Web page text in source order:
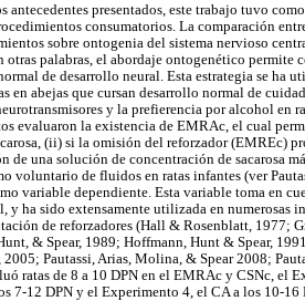
antecedentes presentados, este trabajo tuvo
consumatorios. La comparación
sobre ontogenia del sistema nervioso
otras palabras, el abordaje ontogenético
de desarrollo neural. Esta estrategia se ha
en abejas que cursan desarrollo normal de
y la prefierencia por alcohol en
evaluaron la existencia de EMRAc, el cual
(ii) si la omisión del reforzador (EMREc)
de una solución de concentración de sacarosa
voluntario de fluidos en ratas infantes (ver
variable dependiente. Esta variable toma en
y ha sido extensamente utilizada en
de reforzadores (Hall & Rosenblatt, 1977;
& Spear, 1989; Hoffmann, Hunt & Spear,
Pautassi, Arias, Molina, & Spear 2008;
ratas de 8 a 10 DPN en el EMRAc y CSNc, el
7-12 DPN y el Experimento 4, el CA a los 10-16